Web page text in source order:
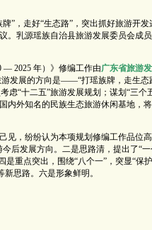
”，走好“生态路”，突出抓好旅游开
。乳源瑶族自治县旅游发展委员会成
— 2025 年）》修编工作由广东省旅游
发展的方向是——“打瑶族牌，走生态
虑“十二五”旅游发展规划；谋划“三
内外知名的民族生态旅游休闲基地，
见，纷纷认为本项规划修编工作品位
后发展方向。二是思路清，提出了“
是重点突出，围绕“八个一”，突显“保
思路。六是形象鲜明。